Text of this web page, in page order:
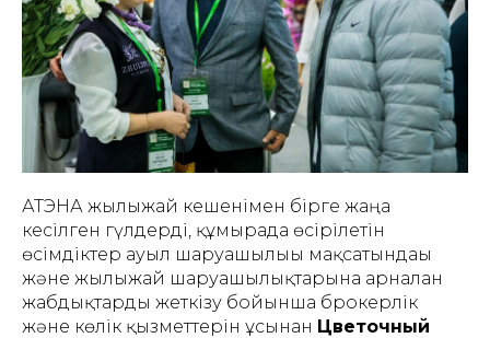
АТЭНА жылыжай кешенімен бірге жаңа
кесілген гүлдерді, құмырада өсірілетін
өсімдіктер ауыл шаруашылығы мақсатындағы
және жылыжай шаруашылықтарына арналған
жабдықтарды жеткізу бойынша брокерлік
және көлік қызметтерін ұсынған Цветочный